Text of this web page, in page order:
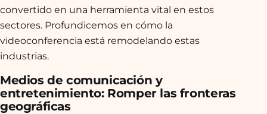
convertido en una herramienta vital en estos
sectores. Profundicemos en cómo la
videoconferencia está remodelando estas
industrias.
Medios de comunicación y
entretenimiento: Romper las fronteras
geográficas